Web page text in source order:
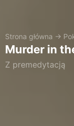
Strona główna →
Murder in
Z premedytacją